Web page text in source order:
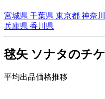
宮城県 千葉県 東京都 神奈
兵庫県 香川県
毬矢 ソナタのチ
平均出品価格推移